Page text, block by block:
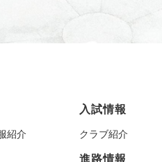
紹介
入試情報
クラブ紹介
進路情報